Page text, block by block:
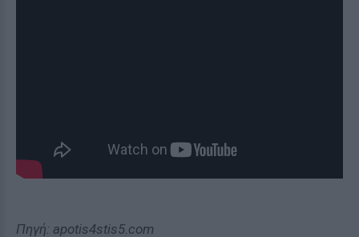
Πηγή: apotis4stis5.com